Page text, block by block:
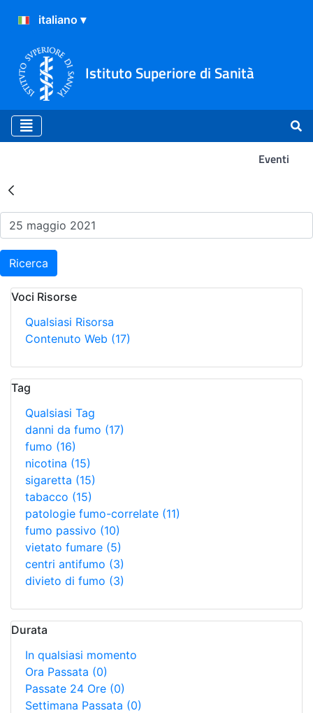
Istituto Superiore di Sanità
Eventi
Risultati della Ricerca -
Ricerca
Voci Risorse
Qualsiasi Risorsa
Contenuto Web (17)
Tag
Qualsiasi Tag
danni da fumo (17)
fumo (16)
nicotina (15)
sigaretta (15)
tabacco (15)
patologie fumo-correlate (11)
fumo passivo (10)
vietato fumare (5)
centri antifumo (3)
divieto di fumo (3)
Durata
In qualsiasi momento
Ora Passata (0)
Passate 24 Ore (0)
Settimana Passata (0)